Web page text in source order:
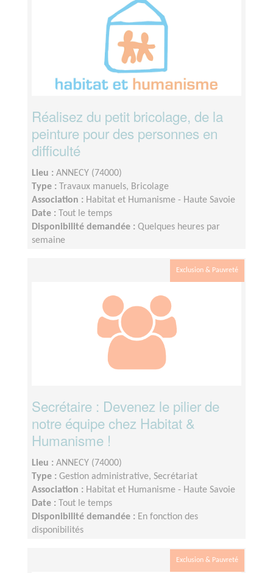
Réalisez du petit bricolage, de la
peinture pour des personnes en
difficulté
Lieu : ANNECY (74000)
Type :
Travaux manuels, Bricolage
Association : Habitat et Humanisme - Haute Savoie
Date :
Tout le temps
Disponibilité demandée : Quelques heures par
semaine
Exclusion & Pauvreté
Secrétaire : Devenez le pilier de
notre équipe chez Habitat &
Humanisme !
Lieu : ANNECY (74000)
Type : Gestion administrative, Secrétariat
Association : Habitat et Humanisme - Haute Savoie
Date :
Tout le temps
Disponibilité demandée : En fonction des
disponibilités
Exclusion & Pauvreté